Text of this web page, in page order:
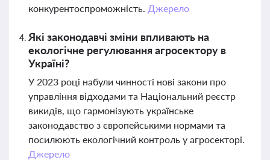
конкурентоспроможність. Джерело
Які законодавчі зміни впливають на
екологічне регулювання агросектору в
Україні?
У 2023 році набули чинності нові закони про
управління відходами та Національний реєстр
викидів, що гармонізують українське
законодавство з європейськими нормами та
посилюють екологічний контроль у агросекторі.
Джерело